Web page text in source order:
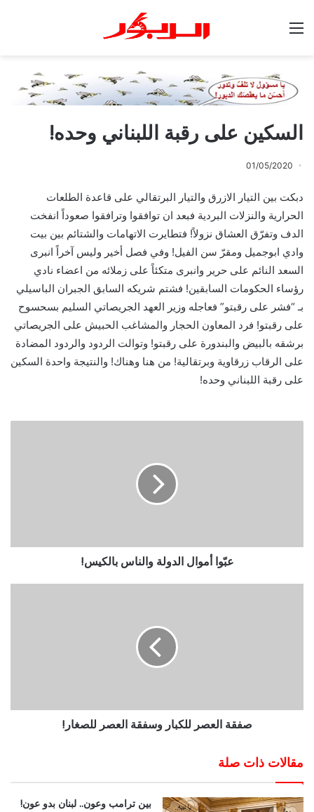
السكين على رقبة اللبناني وحده!
01/05/2020
دبكت بين التيار الازرق والتيار البرتقالي على قاعدة الطلعات
الحرارية والنزلات البردية فبعد ان توافقوا وترافقوا صعوداً انفخت
الدف وتفرّق العشاق نزولاً! فتطايرت الاتهامات والشتائم بين بيت
وادي ابوجميل ومقرّ سن الفيل! وفي فصل أخير وليس آخراً انبرى
السعد النائم على حرير وانبرى متكئاً على زملائه من اعضاء نادي
رؤساء الحكومات السابقين! فشتم شريكه السابق الجبران الباسيلي
بـ “فشر على رقبتو” فعاجله وزير العهد الجريصاتي السليم بسحسوح
على رقبتو! فرد المعاون الحجار والمشاغب الحبيش على الجريصاتي
برشقه بالبيض والبندورة على رقبتو! وتوالت الردود والردود المضادة
على الرقاب زرقاوية وبرتقالية! من هنا وهناك! والنتيجة واحدة السكين
على رقبة اللبناني وحده!
عبّوا أموال الدولة والناس بالكيس!
صفقة العصر للكبار وسفقة العصر للصغار!
مقالات ذات صلة
بين ترامب وعون.. لبنان بدو عون!